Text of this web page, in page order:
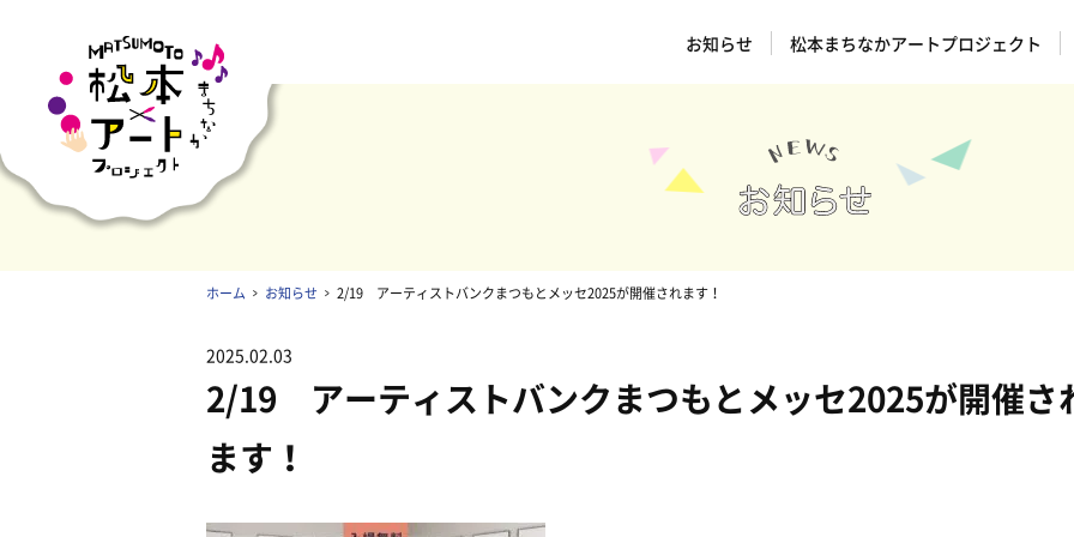
お知らせ 松本まちなかアートプロジェクト
ホーム お知らせ 2/19 アーティストバンクまつもとメッセ2025が開催されます！
2025.02.03
2/19 アーティストバンクまつもとメッセ2025が開催さ
ます！